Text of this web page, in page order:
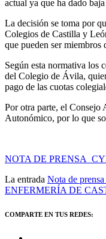
actual ya que ha dado
La decisión se toma por
Colegios de Castilla y
que pueden ser
Según esta normativa los
del Colegio de Ávila,
pago de las cuotas
Por otra parte, el Consejo
Autonómico, por lo que
NOTA DE
La entrada Nota de
ENFERMERÍA DE
COMPARTE EN TUS REDES: